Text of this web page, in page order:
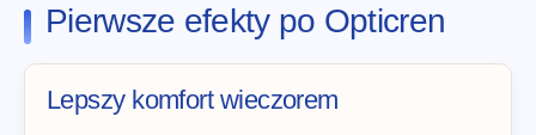
Pierwsze efekty po Opticren
Lepszy komfort wieczorem